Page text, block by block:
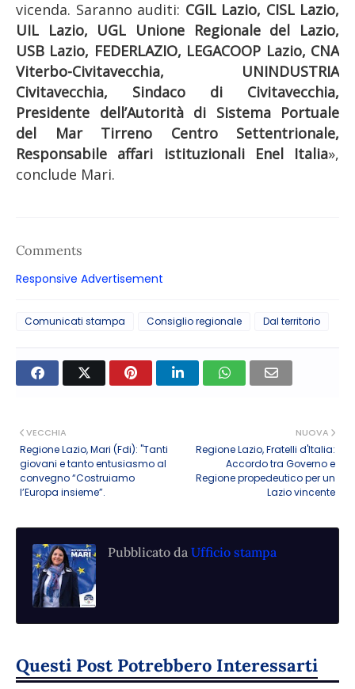
vicenda. Saranno auditi: CGIL Lazio, CISL Lazio,
UIL Lazio, UGL Unione Regionale del Lazio,
USB Lazio, FEDERLAZIO, LEGACOOP Lazio, CNA
Viterbo-Civitavecchia, UNINDUSTRIA
Civitavecchia, Sindaco di Civitavecchia,
Presidente dell’Autorità di Sistema Portuale
del Mar Tirreno Centro Settentrionale,
Responsabile affari istituzionali Enel Italia»,
conclude Mari.
Comments
Responsive Advertisement
Comunicati stampa Consiglio regionale Dal territorio
NUOVA
Regione Lazio, Fratelli d'Italia:
Accordo tra Governo e
Regione propedeutico per un
Lazio vincente
VECCHIA
Regione Lazio, Mari (Fdi): "Tanti
giovani e tanto entusiasmo al
convegno “Costruiamo
l’Europa insieme”.
Pubblicato da Ufficio stampa
Questi Post Potrebbero Interessarti